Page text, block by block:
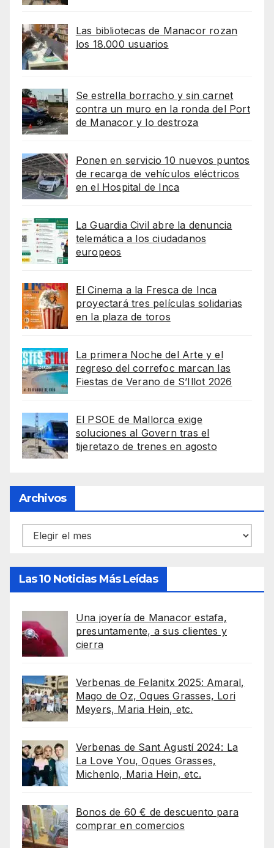
Las bibliotecas de Manacor rozan
los 18.000 usuarios
Se estrella borracho y sin carnet
contra un muro en la ronda del Port
de Manacor y lo destroza
Ponen en servicio 10 nuevos puntos
de recarga de vehículos eléctricos
en el Hospital de Inca
La Guardia Civil abre la denuncia
telemática a los ciudadanos
europeos
El Cinema a la Fresca de Inca
proyectará tres películas solidarias
en la plaza de toros
La primera Noche del Arte y el
regreso del correfoc marcan las
Fiestas de Verano de S’Illot 2026
El PSOE de Mallorca exige
soluciones al Govern tras el
tijeretazo de trenes en agosto
Archivos
Archivos
Las 10 Noticias Más Leídas
Una joyería de Manacor estafa,
presuntamente, a sus clientes y
cierra
Verbenas de Felanitx 2025: Amaral,
Mago de Oz, Oques Grasses, Lori
Meyers, Maria Hein, etc.
Verbenas de Sant Agustí 2024: La
La Love You, Oques Grasses,
Michenlo, Maria Hein, etc.
Bonos de 60 € de descuento para
comprar en comercios